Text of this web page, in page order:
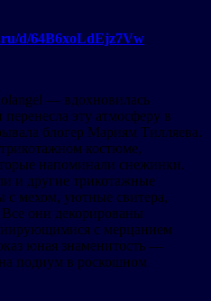
d/64B6xoLdEjz7Vw
— вдохновилась
эту атмосферу в
блогер Мариям Тилляева.
костюме,
напоминали снежинки.
и другие трикотажные
мехом, уютные свитера,
они декорированы
с мерцанием
юная знаменитость —
подиум в роскошном